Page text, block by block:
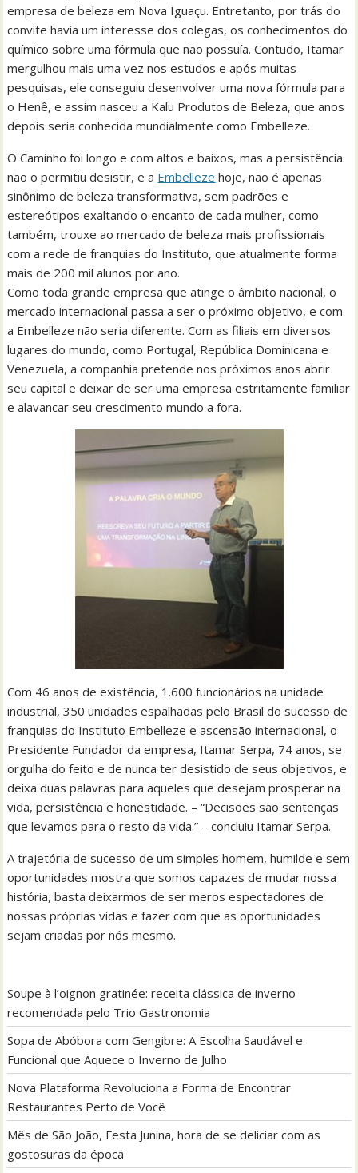
empresa de beleza em Nova Iguaçu. Entretanto, por trás do
convite havia um interesse dos colegas, os conhecimentos do
químico sobre uma fórmula que não possuía. Contudo, Itamar
mergulhou mais uma vez nos estudos e após muitas
pesquisas, ele conseguiu desenvolver uma nova fórmula para
o Henê, e assim nasceu a Kalu Produtos de Beleza, que anos
depois seria conhecida mundialmente como Embelleze.
O Caminho foi longo e com altos e baixos, mas a persistência
não o permitiu desistir, e a Embelleze hoje, não é apenas
sinônimo de beleza transformativa, sem padrões e
estereótipos exaltando o encanto de cada mulher, como
também, trouxe ao mercado de beleza mais profissionais
com a rede de franquias do Instituto, que atualmente forma
mais de 200 mil alunos por ano.
Como toda grande empresa que atinge o âmbito nacional, o
mercado internacional passa a ser o próximo objetivo, e com
a Embelleze não seria diferente. Com as filiais em diversos
lugares do mundo, como Portugal, República Dominicana e
Venezuela, a companhia pretende nos próximos anos abrir
seu capital e deixar de ser uma empresa estritamente familiar
e alavancar seu crescimento mundo a fora.
Com 46 anos de existência, 1.600 funcionários na unidade
industrial, 350 unidades espalhadas pelo Brasil do sucesso de
franquias do Instituto Embelleze e ascensão internacional, o
Presidente Fundador da empresa, Itamar Serpa, 74 anos, se
orgulha do feito e de nunca ter desistido de seus objetivos, e
deixa duas palavras para aqueles que desejam prosperar na
vida, persistência e honestidade. – “Decisões são sentenças
que levamos para o resto da vida.” – concluiu Itamar Serpa.
A trajetória de sucesso de um simples homem, humilde e sem
oportunidades mostra que somos capazes de mudar nossa
história, basta deixarmos de ser meros espectadores de
nossas próprias vidas e fazer com que as oportunidades
sejam criadas por nós mesmo.
Soupe à l’oignon gratinée: receita clássica de inverno
recomendada pelo Trio Gastronomia
Sopa de Abóbora com Gengibre: A Escolha Saudável e
Funcional que Aquece o Inverno de Julho
Nova Plataforma Revoluciona a Forma de Encontrar
Restaurantes Perto de Você
Mês de São João, Festa Junina, hora de se deliciar com as
gostosuras da época